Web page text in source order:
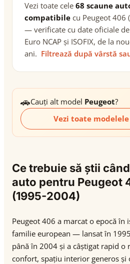
Vezi toate cele 68 scaune
compatibile cu Peugeot 406
— verificate cu date oficiale
Euro NCAP și ISOFIX, de la
ani. Filtrează după vârstă
🚗Cauți alt model Peugeot?
Vezi toate
Ce trebuie să știi
auto pentru Peugeot
(1995-2004)
Peugeot 406 a marcat o epocă
familie european — lansat în
până în 2004 și a câștigat rapid o
confort, spațiu interior generos și